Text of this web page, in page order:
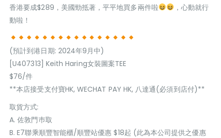
香港要成$289，美國勁抵著，平平地買多兩件啦
，心動就行
動啦！
(預計到港日期: 2024年9月中)
[U407313] Keith Haring女裝圖案TEE
$76/件
**本店接受支付寶HK, WECHAT PAY HK, 八達通(必須到店付)**
取貨方式:
A. 佐敦門巿取
B. E7聯乘順豐智能櫃/順豐站優惠 $18起 (此為本公司提供之優惠